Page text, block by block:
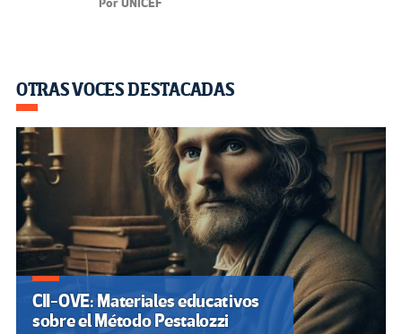
Por UNICEF
OTRAS VOCES DESTACADAS
CII-OVE: Materiales educativos
sobre el Método Pestalozzi